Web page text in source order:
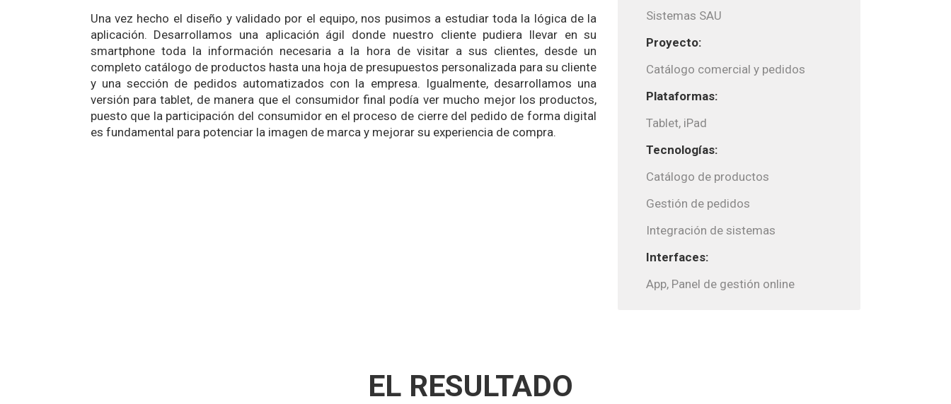
Una vez hecho el diseño y validado por el equipo, nos pusimos a estudiar toda la lógica de la
aplicación. Desarrollamos una aplicación ágil donde nuestro cliente pudiera llevar en su
smartphone toda la información necesaria a la hora de visitar a sus clientes, desde un
completo catálogo de productos hasta una hoja de presupuestos personalizada para su cliente
y una sección de pedidos automatizados con la empresa. Igualmente, desarrollamos una
versión para tablet, de manera que el consumidor final podía ver mucho mejor los productos,
puesto que la participación del consumidor en el proceso de cierre del pedido de forma digital
es fundamental para potenciar la imagen de marca y mejorar su experiencia de compra.
Sistemas SAU
Proyecto:
Catálogo comercial y pedidos
Plataformas:
Tablet, iPad
Tecnologías:
Catálogo de productos
Gestión de pedidos
Integración de sistemas
Interfaces:
App, Panel de gestión online
EL RESULTADO